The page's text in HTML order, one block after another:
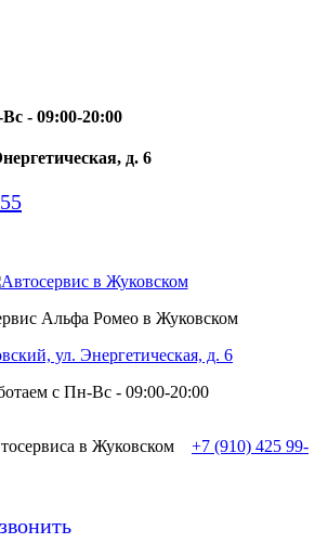
- 09:00-20:00
д. 6
Альфа Ромео в Жуковском
ул. Энергетическая, д. 6
с Пн-Вc - 09:00-20:00
+7 (910) 425 99-